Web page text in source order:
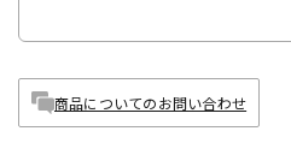
商品についてのお問い合わせ